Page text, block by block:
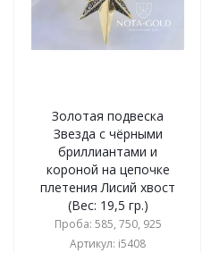
Золотая подвеска
Звезда с чёрными
бриллиантами и
короной на цепочке
плетения Лисий хвост
(Вес: 19,5 гр.)
Проба: 585, 750, 925
Артикул: i5408